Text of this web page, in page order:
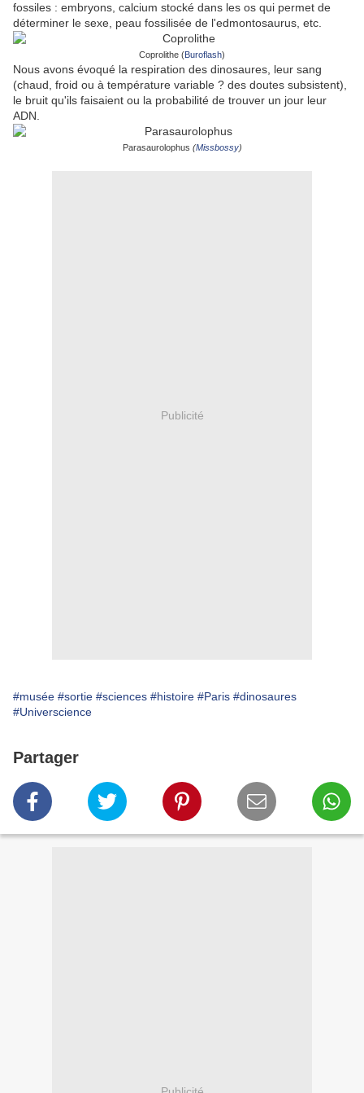
fossiles : embryons, calcium stocké dans les os qui permet de
déterminer le sexe, peau fossilisée de l'edmontosaurus, etc.
Coprolithe (Buroflash)
Nous avons évoqué la respiration des dinosaures, leur sang
(chaud, froid ou à température variable ? des doutes subsistent),
le bruit qu'ils faisaient ou la probabilité de trouver un jour leur
ADN.
Parasaurolophus (Missbossy)
Publicité
#musée #sortie #sciences #histoire #Paris #dinosaures
#Universcience
Partager